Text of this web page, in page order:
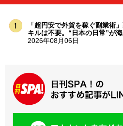
「超円安で外貨を稼ぐ副業術
キルは不要。“日本の日常”が
2026年08月06日